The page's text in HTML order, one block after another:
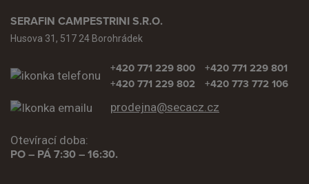
SERAFIN CAMPESTRINI S.R.O.
Husova 31, 517 24 Borohrádek
+420 771 229 800
+420 771 229 802
+420 771 229 801
+420 773 772 106
prodejna@secacz.cz
Otevírací doba:
PO – PÁ 7:30 – 16:30.